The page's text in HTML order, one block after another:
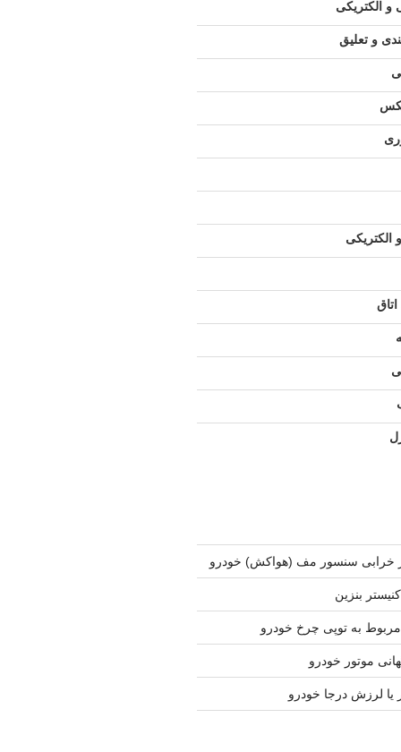
الکتریکی
و تعلیق
الکتریکی
خرابی سنسور مف (هواکش) خودرو
بنزین
به توپی چرخ خودرو
موتور خودرو
یا لرزش درجا خودرو